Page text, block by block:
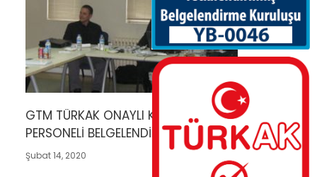
GTM TÜRKAK ONAYLI KAYNAK VE NDT
PERSONELİ BELGELENDİRME YETKİSİ
Şubat 14, 2020